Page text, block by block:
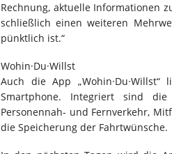
Rechnung, aktuelle Informationen
schließlich einen weiteren
pünktlich ist.“
Wohin·Du·Willst
Auch die App
Smartphone. Integriert sind die
Personennah- und Fernverkehr,
die Speicherung der Fahrtwünsche.